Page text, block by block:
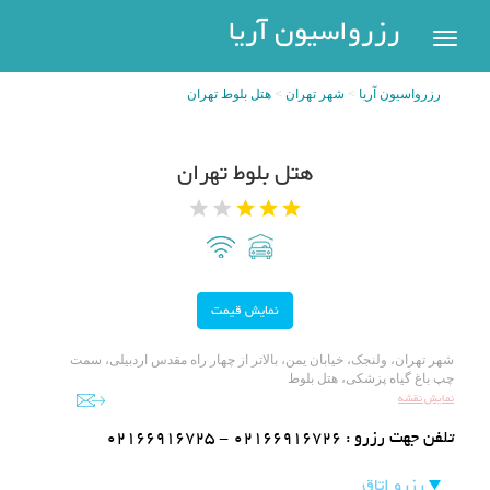
رزرواسیون آریارزرواسیون
اریا
پیگیری
رزرو
مشهد
هتل
های
رزرواسیون آریا شهر تهران هتل بلوط تهران
هتل بلوط تهران
شهر تهران، ولنجک، خیابان یمن، بالاتر از چهار راه مقدس اردبیلی، سمت
چپ باغ گیاه پزشکی، هتل بلوط
نمایش نقشه
تلفن جهت رزرو : 02166916725 - 02166916726